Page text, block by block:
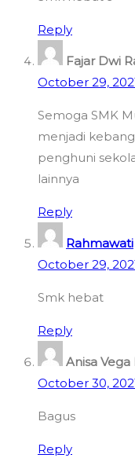
Reply
Fajar Dwi
October 29,
Semoga SMK
menjadi
penghuni
lainnya
Reply
Rahmawati
October 29,
Smk hebat
Reply
Anisa Vega
October 30,
Bagus
Reply